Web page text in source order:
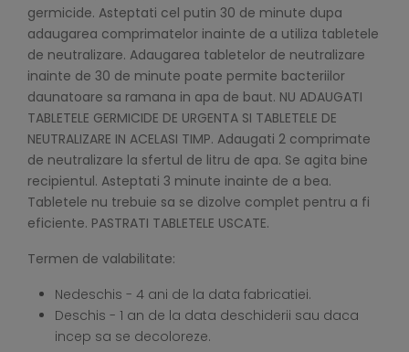
germicide. Asteptati cel putin 30 de minute dupa
adaugarea comprimatelor inainte de a utiliza tabletele
de neutralizare. Adaugarea tabletelor de neutralizare
inainte de 30 de minute poate permite bacteriilor
daunatoare sa ramana in apa de baut. NU ADAUGATI
TABLETELE GERMICIDE DE URGENTA SI TABLETELE DE
NEUTRALIZARE IN ACELASI TIMP. Adaugati 2 comprimate
de neutralizare la sfertul de litru de apa. Se agita bine
recipientul. Asteptati 3 minute inainte de a bea.
Tabletele nu trebuie sa se dizolve complet pentru a fi
eficiente. PASTRATI TABLETELE USCATE.
Termen de valabilitate:
Nedeschis - 4 ani de la data fabricatiei.
Deschis - 1 an de la data deschiderii sau daca
incep sa se decoloreze.